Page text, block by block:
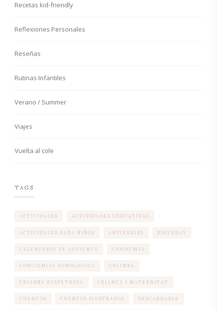
Recetas kid-friendly
Reflexiones Personales
Reseñas
Rutinas Infantiles
Verano / Summer
Viajes
Vuelta al cole
TAGS
ACTIVIDADES ACTIVIDADES EDUCATIVAS
ACTIVIDADES PARA NIÑOS ANIVERSARI BIRTHDAY
CALENDARIO DE ADVIENTO CHRISTMAS
CONCIENCIA FONOLOGICA CRIANZA
CRIANZA RESPETUOSA CRIANÇA I MATERNITAT
CUENTOS CUENTOS ILUSTRADOS DESCARGABLE